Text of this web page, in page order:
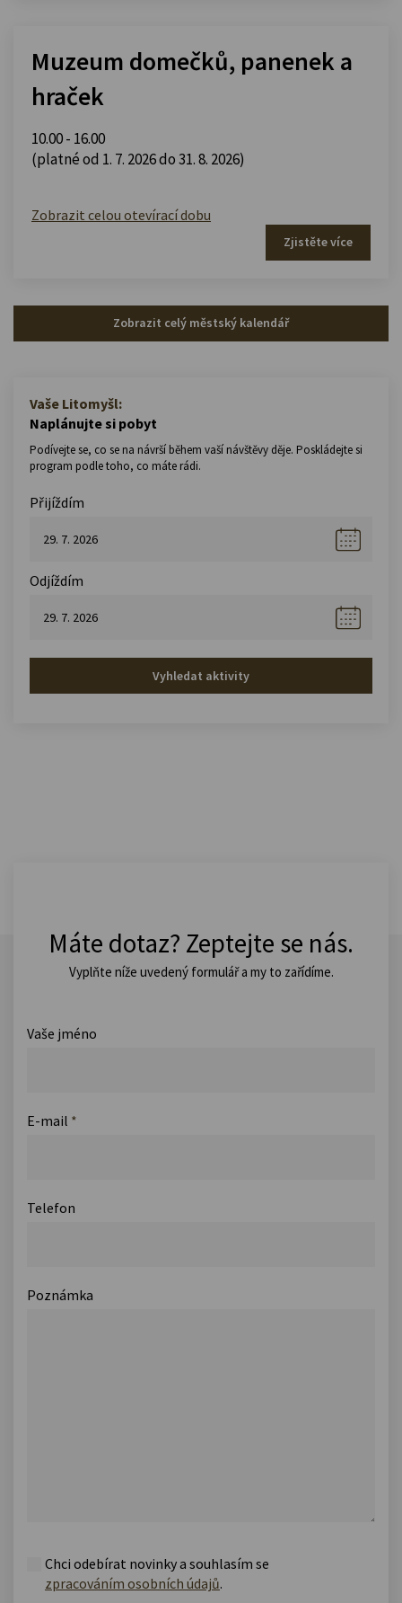
Muzeum domečků, panenek a
hraček
10.00 - 16.00
(platné od 1. 7. 2026 do 31. 8. 2026)
Zobrazit celou otevírací dobu
Zjistěte více
Zobrazit celý městský kalendář
Vaše Litomyšl:
Naplánujte si pobyt
Podívejte se, co se na návrší během vaší návštěvy děje. Poskládejte si
program podle toho, co máte rádi.
Přijíždím
Odjíždím
Vyhledat aktivity
Máte dotaz? Zeptejte se nás.
Vyplňte níže uvedený formulář a my to zařídíme.
Vaše jméno
E-mail *
Telefon
Poznámka
Chci odebírat novinky a souhlasím se
zpracováním osobních údajů.